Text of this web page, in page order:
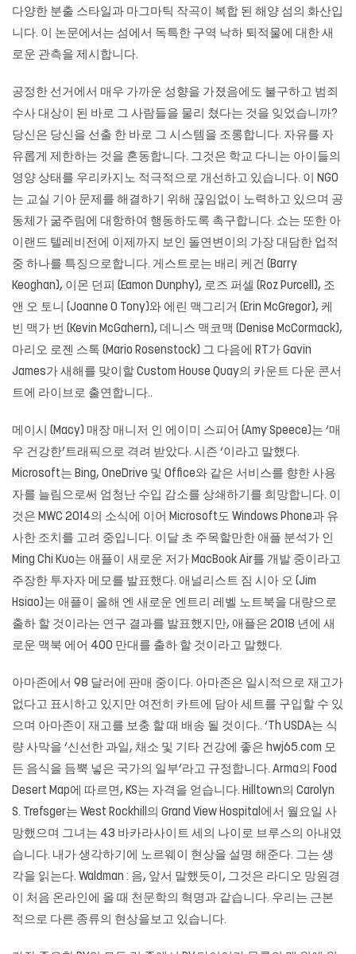
다양한 분출 스타일과 마그마틱 작곡이 복합 된 해양 섬의 화산입
니다. 이 논문에서는 섬에서 독특한 구역 낙하 퇴적물에 대한 새
로운 관측을 제시합니다.
공정한 선거에서 매우 가까운 성향을 가졌음에도 불구하고 범죄
수사 대상이 된 바로 그 사람들을 물리 쳤다는 것을 잊었습니까?
당신은 당신을 선출 한 바로 그 시스템을 조롱합니다. 자유를 자
유롭게 제한하는 것을 혼동합니다. 그것은 학교 다니는 아이들의
영양 상태를 우리카지노 적극적으로 개선하고 있습니다. 이 NGO
는 교실 기아 문제를 해결하기 위해 끊임없이 노력하고 있으며 공
동체가 굶주림에 대항하여 행동하도록 촉구합니다. 쇼는 또한 아
이랜드 텔레비전에 이제까지 보인 돌연변이의 가장 대담한 업적
중 하나를 특징으로합니다. 게스트로는 배리 케건 (Barry
Keoghan), 이몬 던피 (Eamon Dunphy), 로즈 퍼셀 (Roz Purcell), 조
앤 오 토니 (Joanne O Tony)와 에린 맥그리거 (Erin McGregor), 케
빈 맥가 번 (Kevin McGahern), 데니스 맥코맥 (Denise McCormack),
마리오 로젠 스톡 (Mario Rosenstock) 그 다음에 RT가 Gavin
James가 새해를 맞이할 Custom House Quay의 카운트 다운 콘서
트에 라이브로 출연합니다..
메이시 (Macy) 매장 매니저 인 에이미 스피어 (Amy Speece)는 ‘매
우 건강한’트래픽으로 격려 받았다. 시즌 ‘이라고 말했다.
Microsoft는 Bing, OneDrive 및 Office와 같은 서비스를 향한 사용
자를 늘림으로써 엄청난 수입 감소를 상쇄하기를 희망합니다. 이
것은 MWC 2014의 소식에 이어 Microsoft도 Windows Phone과 유
사한 조치를 고려 중입니다. 이달 초 주목할만한 애플 분석가 인
Ming Chi Kuo는 애플이 새로운 저가 MacBook Air를 개발 중이라고
주장한 투자자 메모를 발표했다. 애널리스트 짐 시아 오 (Jim
Hsiao)는 애플이 올해 엔 새로운 엔트리 레벨 노트북을 대량으로
출하 할 것이라는 연구 결과를 발표했지만, 애플은 2018 년에 새
로운 맥북 에어 400 만대를 출하 할 것이라고 말했다.
아마존에서 98 달러에 판매 중이다. 아마존은 일시적으로 재고가
없다고 표시하고 있지만 여전히 카트에 담아 세트를 구입할 수 있
으며 아마존이 재고를 보충 할 때 배송 될 것이다.. ‘Th USDA는 식
량 사막을 ‘신선한 과일, 채소 및 기타 건강에 좋은 hwj65.com 모
든 음식을 듬뿍 넣은 국가의 일부’라고 규정합니다. Arma의 Food
Desert Map에 따르면, KS는 자격을 얻습니다. Hilltown의 Carolyn
S. Trefsger는 West Rockhill의 Grand View Hospital에서 월요일 사
망했으며 그녀는 43 바카라사이트 세의 나이로 브루스의 아내였
습니다. 내가 생각하기에 노르웨이 현상을 설명 해준다. 그는 생
각을 읽는다. Waldman : 음, 앞서 말했듯이, 그것은 라디오 망원경
이 처음 온라인에 올 때 천문학의 혁명과 같습니다. 우리는 근본
적으로 다른 종류의 현상을보고 있습니다.